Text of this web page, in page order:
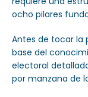
ocho pilares
Antes de tocar la
base del
electoral
por manzana de